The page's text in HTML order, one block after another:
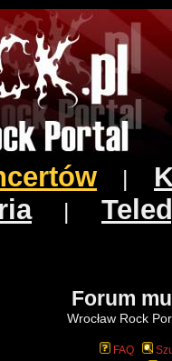
|
Forum
Wrocław Rock
FAQ